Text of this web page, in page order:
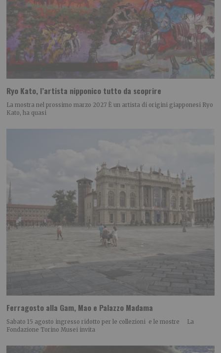
Ryo Kato, l’artista nipponico tutto da scoprire
La mostra nel prossimo marzo 2027 È un artista di origini giapponesi Ryo
Kato, ha quasi
Ferragosto alla Gam, Mao e Palazzo Madama
Sabato 15 agosto ingresso ridotto per le collezioni e le mostre La
Fondazione Torino Musei invita